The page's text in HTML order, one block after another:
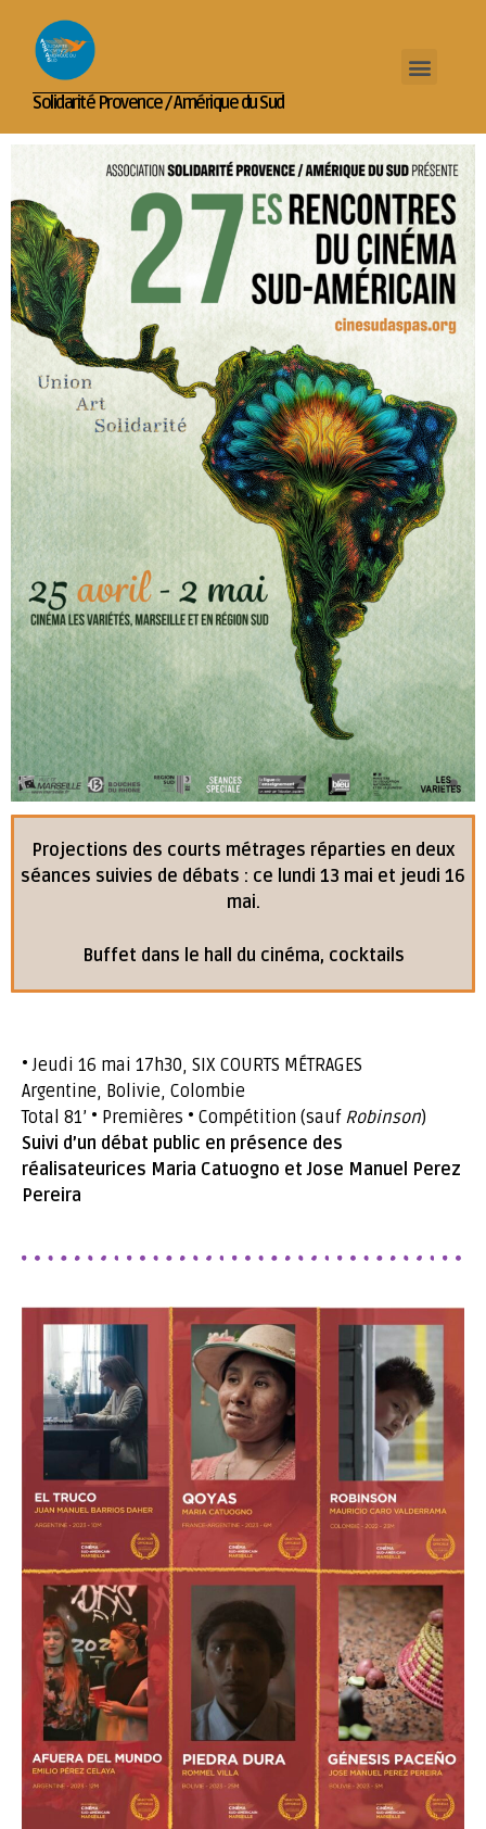
Solidarité Provence / Amérique du Sud
Projections des courts métrages réparties en deux
séances suivies de débats : ce lundi 13 mai et jeudi 16
mai.
Buffet dans le hall du cinéma, cocktails
• Jeudi 16 mai 17h30, SIX COURTS MÉTRAGES
Argentine, Bolivie, Colombie
Total 81’ • Premières • Compétition (sauf Robinson)
Suivi d’un débat public en présence des
réalisateurices Maria Catuogno et Jose Manuel Perez
Pereira